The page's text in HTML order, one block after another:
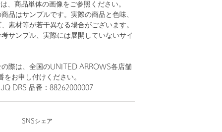
、商品単体の画像をご参照ください。
品はサンプルです。実際の商品と色味、
素材等が若干異なる場合がございます。
サンプル、実際には展開していないサイ
際は、全国のUNITED ARROWS各店舗
をお申し付けください。
DRS 品番：88262000007
SNSシェア